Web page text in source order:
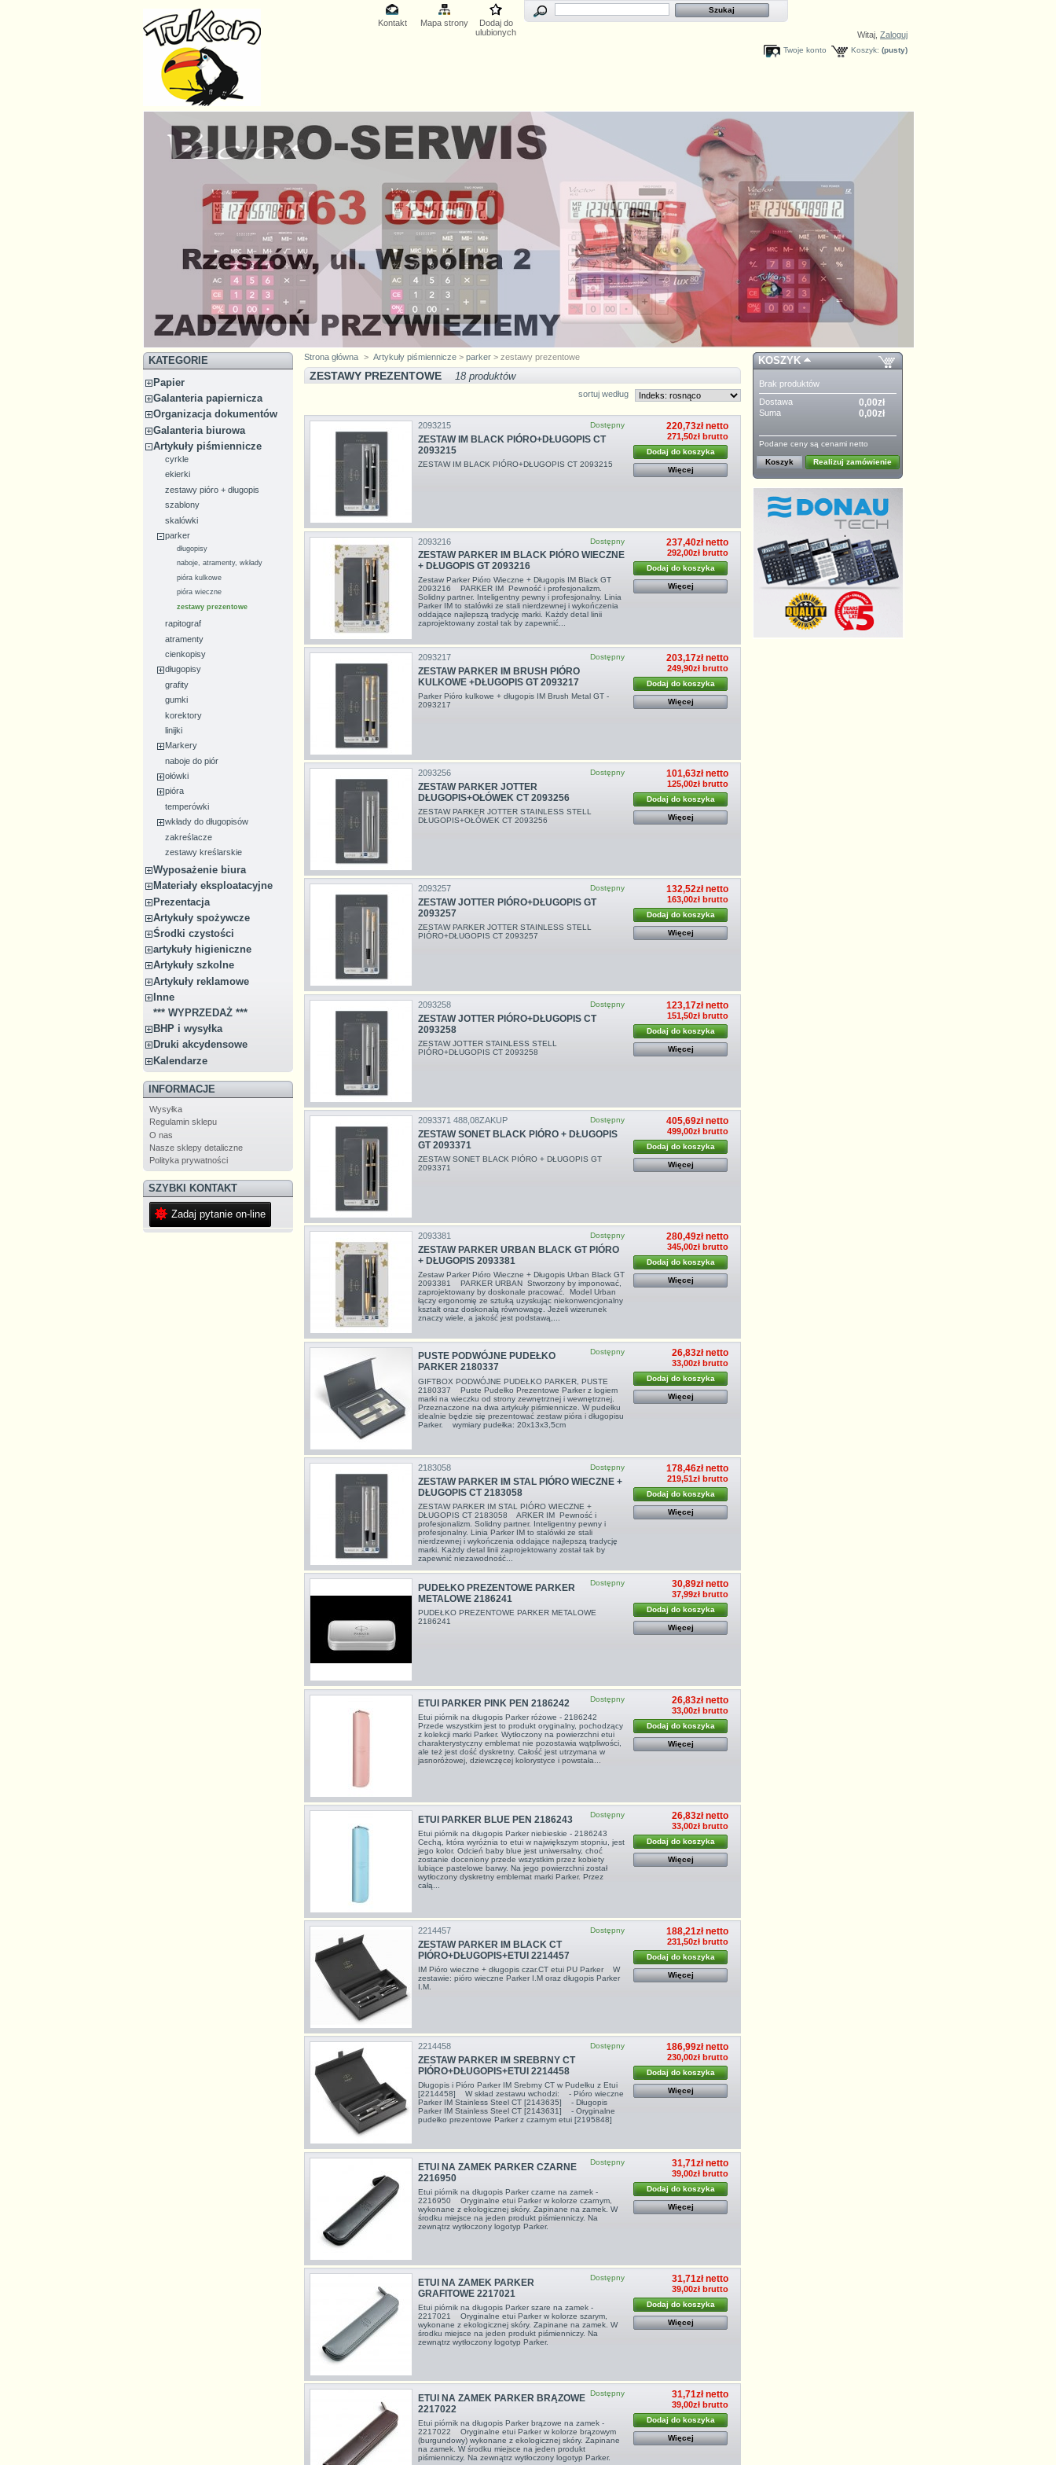
Kontakt Mapa strony
Dodaj do
ulubionych
Witaj,Zaloguj
Koszyk: (pusty)
Twoje konto
KATEGORIE
Papier
Galanteria papiernicza
Organizacja dokumentów
Galanteria biurowa
Artykuły piśmiennicze
cyrkle
ekierki
zestawy pióro + długopis
szablony
skalówki
parker
długopisy
naboje, atramenty, wkłady
pióra kulkowe
pióra wieczne
zestawy prezentowe
rapitograf
atramenty
cienkopisy
długopisy
grafity
gumki
korektory
linijki
Markery
naboje do piór
ołówki
pióra
temperówki
wkłady do długopisów
zakreślacze
zestawy kreślarskie
Wyposażenie biura
Materiały eksploatacyjne
Prezentacja
Artykuły spożywcze
Środki czystości
artykuły higieniczne
Artykuły szkolne
Artykuły reklamowe
Inne
*** WYPRZEDAŻ ***
BHP i wysyłka
Druki akcydensowe
Kalendarze
INFORMACJE
Wysyłka
Regulamin sklepu
O nas
Nasze sklepy detaliczne
Polityka prywatności
SZYBKI KONTAKT
Zadaj pytanie on-line
Strona główna > Artykuły piśmiennicze >parker > zestawy prezentowe
ZESTAWY PREZENTOWE 18 produktów
sortuj według
Dostępny
2093215
ZESTAW IM BLACK PIÓRO+DŁUGOPIS CT
2093215
ZESTAW IM BLACK PIÓRO+DŁUGOPIS CT 2093215
220,73zł netto
271,50zł brutto
Dodaj do koszyka
Więcej
Dostępny
2093216
ZESTAW PARKER IM BLACK PIÓRO WIECZNE
+ DŁUGOPIS GT 2093216
Zestaw Parker Pióro Wieczne + Długopis IM Black GT
2093216 PARKER IM Pewność i profesjonalizm.
Solidny partner. Inteligentny pewny i profesjonalny. Linia
Parker IM to stalówki ze stali nierdzewnej i wykończenia
oddające najlepszą tradycję marki. Każdy detal linii
zaprojektowany został tak by zapewnić...
237,40zł netto
292,00zł brutto
Dodaj do koszyka
Więcej
Dostępny
2093217
ZESTAW PARKER IM BRUSH PIÓRO
KULKOWE +DŁUGOPIS GT 2093217
Parker Pióro kulkowe + długopis IM Brush Metal GT -
2093217
203,17zł netto
249,90zł brutto
Dodaj do koszyka
Więcej
Dostępny
2093256
ZESTAW PARKER JOTTER
DŁUGOPIS+OŁÓWEK CT 2093256
ZESTAW PARKER JOTTER STAINLESS STELL
DŁUGOPIS+OŁÓWEK CT 2093256
101,63zł netto
125,00zł brutto
Dodaj do koszyka
Więcej
Dostępny
2093257
ZESTAW JOTTER PIÓRO+DŁUGOPIS GT
2093257
ZESTAW PARKER JOTTER STAINLESS STELL
PIÓRO+DŁUGOPIS CT 2093257
132,52zł netto
163,00zł brutto
Dodaj do koszyka
Więcej
Dostępny
2093258
ZESTAW JOTTER PIÓRO+DŁUGOPIS CT
2093258
ZESTAW JOTTER STAINLESS STELL
PIÓRO+DŁUGOPIS CT 2093258
123,17zł netto
151,50zł brutto
Dodaj do koszyka
Więcej
Dostępny
2093371 488,08ZAKUP
ZESTAW SONET BLACK PIÓRO + DŁUGOPIS
GT 2093371
ZESTAW SONET BLACK PIÓRO + DŁUGOPIS GT
2093371
405,69zł netto
499,00zł brutto
Dodaj do koszyka
Więcej
Dostępny
2093381
ZESTAW PARKER URBAN BLACK GT PIÓRO
+ DŁUGOPIS 2093381
Zestaw Parker Pióro Wieczne + Długopis Urban Black GT
2093381 PARKER URBAN Stworzony by imponować,
zaprojektowany by doskonale pracować. Model Urban
łączy ergonomię ze sztuką uzyskując niekonwencjonalny
kształt oraz doskonałą równowagę. Jeżeli wizerunek
znaczy wiele, a jakość jest podstawą,...
280,49zł netto
345,00zł brutto
Dodaj do koszyka
Więcej
Dostępny
PUSTE PODWÓJNE PUDEŁKO
PARKER 2180337
GIFTBOX PODWÓJNE PUDEŁKO PARKER, PUSTE
2180337 Puste Pudełko Prezentowe Parker z logiem
marki na wieczku od strony zewnętrznej i wewnętrznej.
Przeznaczone na dwa artykuły piśmiennicze. W pudełku
idealnie będzie się prezentować zestaw pióra i długopisu
Parker. wymiary pudełka: 20x13x3,5cm
26,83zł netto
33,00zł brutto
Dodaj do koszyka
Więcej
Dostępny
2183058
ZESTAW PARKER IM STAL PIÓRO WIECZNE +
DŁUGOPIS CT 2183058
ZESTAW PARKER IM STAL PIÓRO WIECZNE +
DŁUGOPIS CT 2183058 ARKER IM Pewność i
profesjonalizm. Solidny partner. Inteligentny pewny i
profesjonalny. Linia Parker IM to stalówki ze stali
nierdzewnej i wykończenia oddające najlepszą tradycję
marki. Każdy detal linii zaprojektowany został tak by
zapewnić niezawodność...
178,46zł netto
219,51zł brutto
Dodaj do koszyka
Więcej
Dostępny
PUDEŁKO PREZENTOWE PARKER
METALOWE 2186241
PUDEŁKO PREZENTOWE PARKER METALOWE
2186241
30,89zł netto
37,99zł brutto
Dodaj do koszyka
Więcej
Dostępny
ETUI PARKER PINK PEN 2186242
Etui piórnik na długopis Parker różowe - 2186242
Przede wszystkim jest to produkt oryginalny, pochodzący
z kolekcji marki Parker. Wytłoczony na powierzchni etui
charakterystyczny emblemat nie pozostawia wątpliwości,
ale też jest dość dyskretny. Całość jest utrzymana w
jasnoróżowej, dziewczęcej kolorystyce i powstała...
26,83zł netto
33,00zł brutto
Dodaj do koszyka
Więcej
Dostępny
ETUI PARKER BLUE PEN 2186243
Etui piórnik na długopis Parker niebieskie - 2186243
Cechą, która wyróżnia to etui w największym stopniu, jest
jego kolor. Odcień baby blue jest uniwersalny, choć
zostanie doceniony przede wszystkim przez kobiety
lubiące pastelowe barwy. Na jego powierzchni został
wytłoczony dyskretny emblemat marki Parker. Przez
całą...
26,83zł netto
33,00zł brutto
Dodaj do koszyka
Więcej
Dostępny
2214457
ZESTAW PARKER IM BLACK CT
PIÓRO+DŁUGOPIS+ETUI 2214457
IM Pióro wieczne + długopis czar.CT etui PU Parker W
zestawie: pióro wieczne Parker I.M oraz długopis Parker
I.M.
188,21zł netto
231,50zł brutto
Dodaj do koszyka
Więcej
Dostępny
2214458
ZESTAW PARKER IM SREBRNY CT
PIÓRO+DŁUGOPIS+ETUI 2214458
Długopis i Pióro Parker IM Srebrny CT w Pudełku z Etui
[2214458] W skład zestawu wchodzi: - Pióro wieczne
Parker IM Stainless Steel CT [2143635] - Długopis
Parker IM Stainless Steel CT [2143631] - Oryginalne
pudełko prezentowe Parker z czarnym etui [2195848]
186,99zł netto
230,00zł brutto
Dodaj do koszyka
Więcej
Dostępny
ETUI NA ZAMEK PARKER CZARNE
2216950
Etui piórnik na długopis Parker czarne na zamek -
2216950 Oryginalne etui Parker w kolorze czarnym,
wykonane z ekologicznej skóry. Zapinane na zamek. W
środku miejsce na jeden produkt piśmienniczy. Na
zewnątrz wytłoczony logotyp Parker.
31,71zł netto
39,00zł brutto
Dodaj do koszyka
Więcej
Dostępny
ETUI NA ZAMEK PARKER
GRAFITOWE 2217021
Etui piórnik na długopis Parker szare na zamek -
2217021 Oryginalne etui Parker w kolorze szarym,
wykonane z ekologicznej skóry. Zapinane na zamek. W
środku miejsce na jeden produkt piśmienniczy. Na
zewnątrz wytłoczony logotyp Parker.
31,71zł netto
39,00zł brutto
Dodaj do koszyka
Więcej
Dostępny
ETUI NA ZAMEK PARKER BRĄZOWE
2217022
Etui piórnik na długopis Parker brązowe na zamek -
2217022 Oryginalne etui Parker w kolorze brązowym
(burgundowy) wykonane z ekologicznej skóry. Zapinane
na zamek. W środku miejsce na jeden produkt
piśmienniczy. Na zewnątrz wytłoczony logotyp Parker.
31,71zł netto
39,00zł brutto
Dodaj do koszyka
Więcej
KOSZYK
Brak produktów
Dostawa
0,00zł
Suma 0,00zł
Podane ceny są cenami netto
Koszyk Realizuj zamówienie